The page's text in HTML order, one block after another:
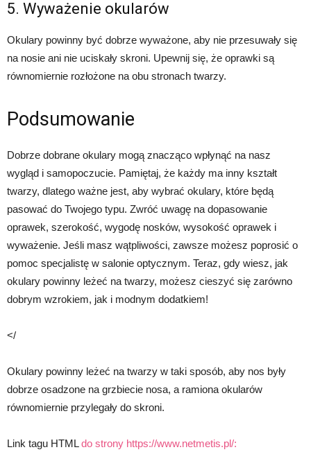
5. Wyważenie okularów
Okulary powinny być dobrze wyważone, aby nie przesuwały się
na nosie ani nie uciskały skroni. Upewnij się, że oprawki są
równomiernie rozłożone na obu stronach twarzy.
Podsumowanie
Dobrze dobrane okulary mogą znacząco wpłynąć na nasz
wygląd i samopoczucie. Pamiętaj, że każdy ma inny kształt
twarzy, dlatego ważne jest, aby wybrać okulary, które będą
pasować do Twojego typu. Zwróć uwagę na dopasowanie
oprawek, szerokość, wygodę nosków, wysokość oprawek i
wyważenie. Jeśli masz wątpliwości, zawsze możesz poprosić o
pomoc specjalistę w salonie optycznym. Teraz, gdy wiesz, jak
okulary powinny leżeć na twarzy, możesz cieszyć się zarówno
dobrym wzrokiem, jak i modnym dodatkiem!
</
Okulary powinny leżeć na twarzy w taki sposób, aby nos były
dobrze osadzone na grzbiecie nosa, a ramiona okularów
równomiernie przylegały do skroni.
Link tagu HTMLdo strony https://www.netmetis.pl/: